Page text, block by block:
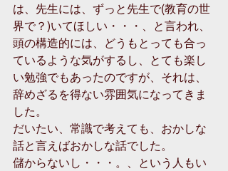
は、先生には、ずっと先生で(教育の世
界で？)いてほしい・・・、と言われ、
頭の構造的には、どうもとっても合っ
ているような気がするし、とても楽し
い勉強でもあったのですが、それは、
辞めざるを得ない雰囲気になってきま
した。
だいたい、常識で考えても、おかしな
話と言えばおかしな話でした。
儲からないし・・・。、という人もい